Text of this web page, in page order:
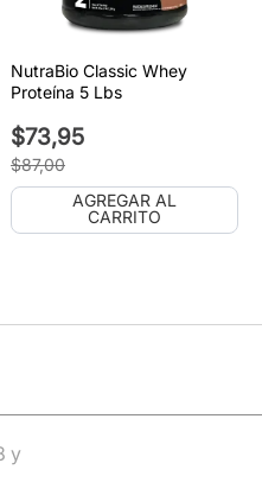
NutraBio Classic Whey
Proteína 5 Lbs
$73,95
$87,00
AGREGAR AL
CARRITO
y